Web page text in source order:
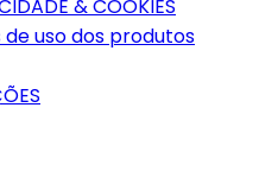
& COOKIES
uso dos produtos